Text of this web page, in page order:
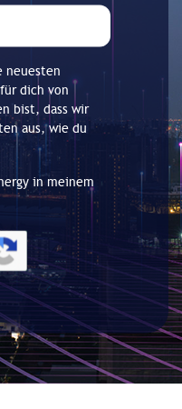
neuesten
dich von
bist, dass wir
aus, wie du
in meinem